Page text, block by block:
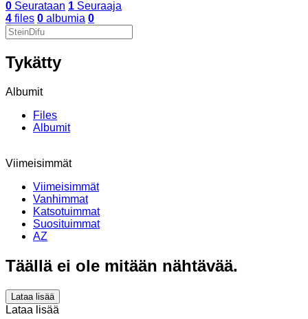
0 Seurataan 1 Seuraaja
4 files 0 albumia 0
Tykätty
Albumit
Files
Albumit
Viimeisimmät
Viimeisimmät
Vanhimmat
Katsotuimmat
Suosituimmat
AZ
Täällä ei ole mitään nähtävää.
Lataa lisää
Lataa lisää